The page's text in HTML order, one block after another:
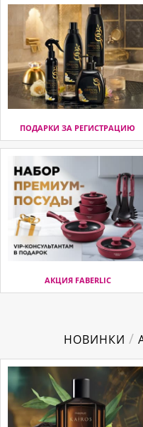
ПОДАРКИ ЗА РЕГИСТРАЦИЮ
АКЦИЯ FABERLIC
НОВИНКИ /